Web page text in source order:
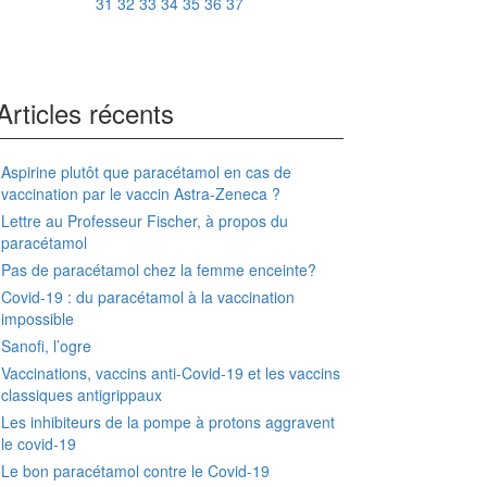
récents
Aspirine plutôt que paracétamol en cas de
vaccination par le vaccin Astra-Zeneca ?
Lettre au Professeur Fischer, à propos du
paracétamol
Pas de paracétamol chez la femme enceinte?
Covid-19 : du paracétamol à la vaccination
impossible
Sanofi, l’ogre
Vaccinations, vaccins anti-Covid-19 et les vaccins
classiques antigrippaux
Les inhibiteurs de la pompe à protons aggravent
le covid-19
Le bon paracétamol contre le Covid-19